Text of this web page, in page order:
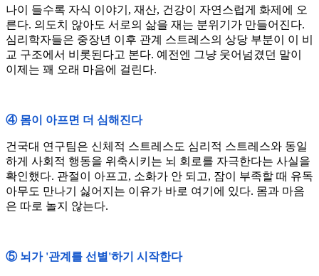
나이 들수록 자식 이야기, 재산, 건강이 자연스럽게 화제에 오
른다. 의도치 않아도 서로의 삶을 재는 분위기가 만들어진다.
심리학자들은 중장년 이후 관계 스트레스의 상당 부분이 이 비
교 구조에서 비롯된다고 본다. 예전엔 그냥 웃어넘겼던 말이
이제는 꽤 오래 마음에 걸린다.
④ 몸이 아프면 더 심해진다
건국대 연구팀은 신체적 스트레스도 심리적 스트레스와 동일
하게 사회적 행동을 위축시키는 뇌 회로를 자극한다는 사실을
확인했다. 관절이 아프고, 소화가 안 되고, 잠이 부족할 때 유독
아무도 만나기 싫어지는 이유가 바로 여기에 있다. 몸과 마음
은 따로 놀지 않는다.
⑤ 뇌가 '관계를 선별'하기 시작한다